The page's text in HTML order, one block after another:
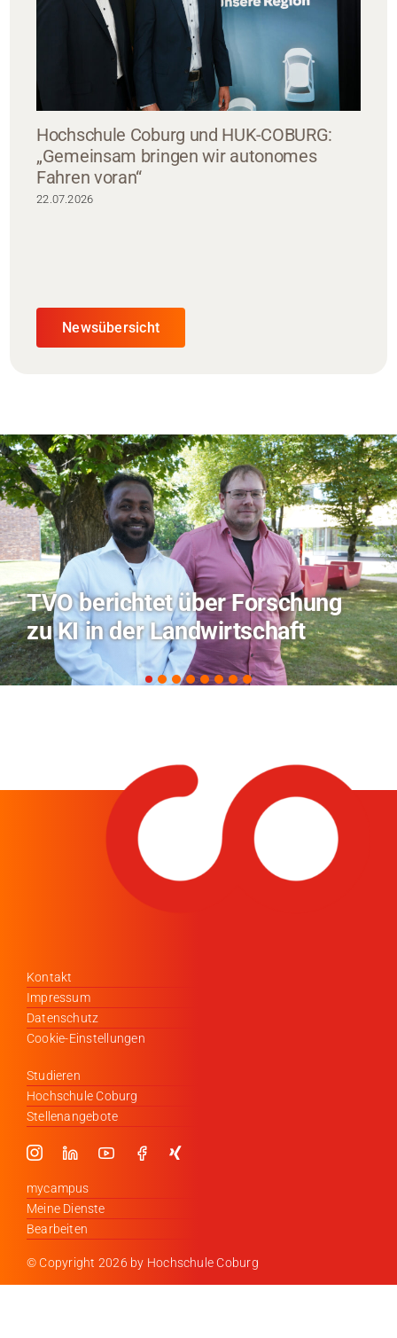
Hochschule Coburg und HUK-COBURG:
„Gemeinsam bringen wir autonomes
Fahren voran“
22.07.2026
Newsübersicht
Hitze-Aktionstag: Hochschule
Coburg im Radio Bamberg
Kontakt
Impressum
Datenschutz
Cookie-Einstellungen
Studieren
Hochschule Coburg
Stellenangebote
mycampus
Meine Dienste
Bearbeiten
© Copyright 2026 by Hochschule Coburg